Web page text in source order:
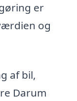
er
og
af bil,
Darum